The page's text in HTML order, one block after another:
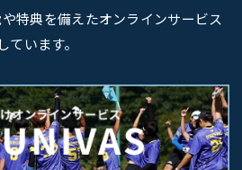
特典を備えたオンラインサービス
います。